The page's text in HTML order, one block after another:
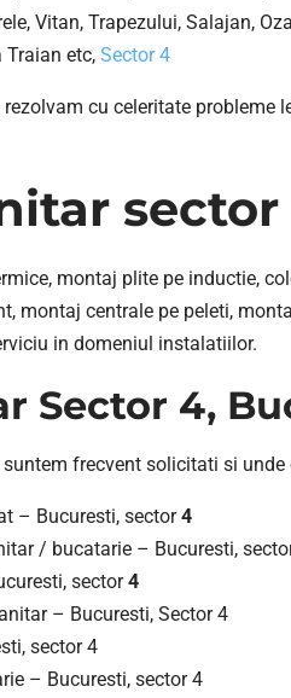
Vitan, Trapezului, Salajan,
Traian etc, Sector 4
cu celeritate
sector
montaj plite pe inductie,
montaj centrale pe peleti,
in domeniul instalatiilor.
Sector 4,
frecvent solicitati si
– Bucuresti, sector4
/ bucatarie – Bucuresti,
sector4
– Bucuresti, Sector 4
sector 4
– Bucuresti, sector 4